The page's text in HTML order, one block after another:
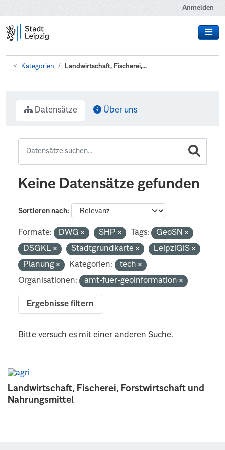
Anmelden
Kategorien Landwirtschaft, Fischerei,...
Landwirtschaft, Fischerei, Forstwirtschaft und
Nahrungsmittel
Datensätze Über uns
Keine Datensätze gefunden
Sortieren nach
Formate: DWG SHP Tags:
GeoSN
DSGKL
Stadtgrundkarte
LeipziGIS
Planung
Kategorien:
tech
Organisationen:
amt-fuer-geoinformation
Ergebnisse filtern
Bitte versuch es mit einer anderen Suche.